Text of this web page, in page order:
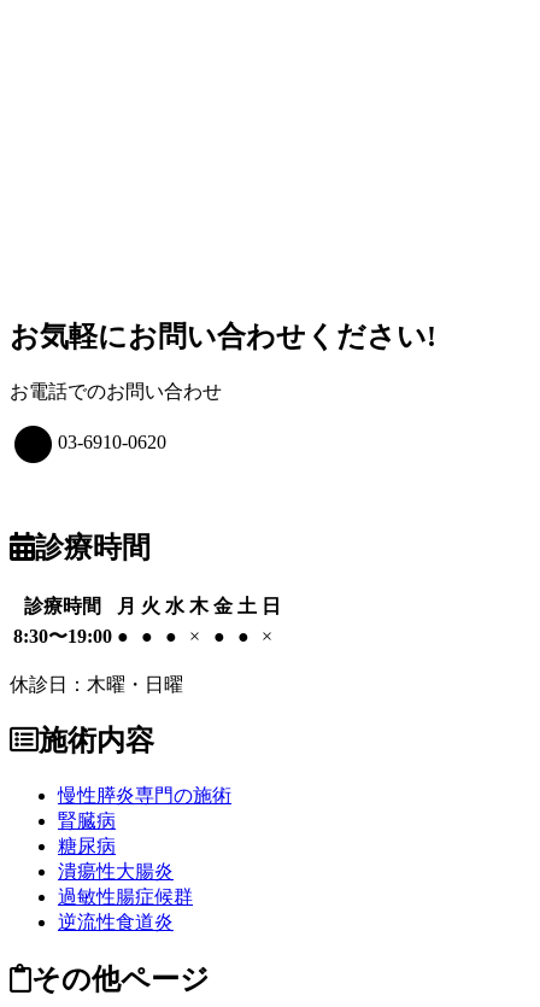
お気軽にお問い合わせください!
お電話でのお問い合わせ
03-6910-0620
診療時間
診療時間 月 火 水 木 金 土 日
8:30〜19:00 ● ● ● × ● ● ×
休診日：木曜・日曜
施術内容
慢性膵炎専門の施術
腎臓病
糖尿病
潰瘍性大腸炎
過敏性腸症候群
逆流性食道炎
その他ページ